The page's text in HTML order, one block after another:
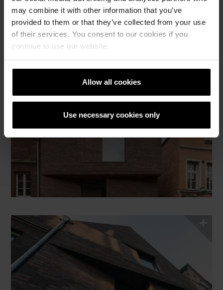
may combine it with other information that you’ve
provided to them or that they’ve collected from your use
of their services. You consent to our cookies if you
continue to use our website.
Allow all cookies
Use necessary cookies only